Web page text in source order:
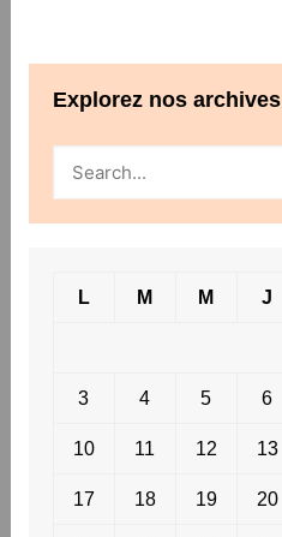
Explorez nos archives
L M M J
3 4 5 6
10 11 12 13
17 18 19 20